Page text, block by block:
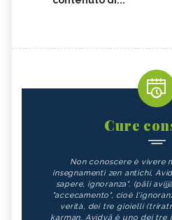
Cure
Non conoscere è vivere
insegnamenti zen antichi,
sapere, ignoranza". (pāli
"accecamento", cioè
verità, dei tre gioielli
karman. Avidyā è uno dei tre